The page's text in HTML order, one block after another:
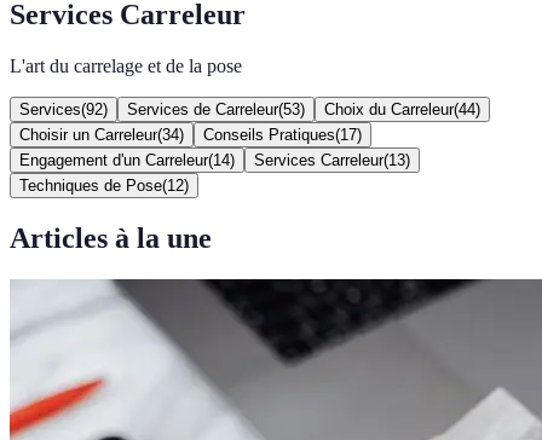
Services Carreleur
L'art du carrelage et de la pose
Services(92) Services de Carreleur(53) Choix du Carreleur(44)
Choisir un Carreleur(34) Conseils Pratiques(17)
Engagement d'un Carreleur(14) Services Carreleur(13)
Techniques de Pose(12)
Articles à la une